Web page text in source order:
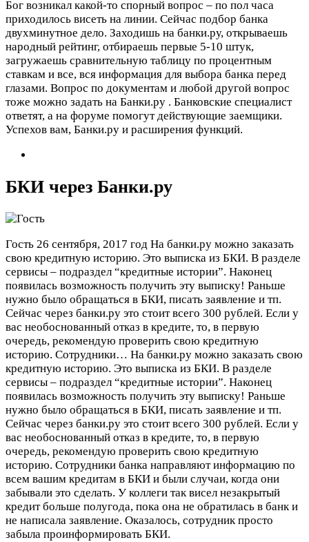
Бог возникал какой-то спорный вопрос – по пол часа
приходилось висеть на линии. Сейчас подбор банка
двухминутное дело. Заходишь на банки.ру, открываешь
народный рейтинг, отбираешь первые 5-10 штук,
загружаешь сравнительную таблицу по процентным
ставкам и все, вся информация для выбора банка перед
глазами. Вопрос по документам и любой другой вопрос
тоже можно задать на Банки.ру . Банковские специалист
ответят, а на форуме помогут действующие заемщики.
Успехов вам, Банки.ру и расширения функций.
БКИ через Банки.ру
Гость 26 сентября, 2017 год На банки.ру можно заказать
свою кредитную историю. Это выписка из БКИ. В разделе
сервисы – подраздел “кредитные истории”. Наконец
появилась возможность получить эту выписку! Раньше
нужно было обращаться в БКИ, писать заявление и тп.
Сейчас через банки.ру это стоит всего 300 рублей. Если у
вас необоснованный отказ в кредите, то, в первую
очередь, рекомендую проверить свою кредитную
историю. Сотрудники… На банки.ру можно заказать свою
кредитную историю. Это выписка из БКИ. В разделе
сервисы – подраздел “кредитные истории”. Наконец
появилась возможность получить эту выписку! Раньше
нужно было обращаться в БКИ, писать заявление и тп.
Сейчас через банки.ру это стоит всего 300 рублей. Если у
вас необоснованный отказ в кредите, то, в первую
очередь, рекомендую проверить свою кредитную
историю. Сотрудники банка направляют информацию по
всем вашим кредитам в БКИ и были случаи, когда они
забывали это сделать. У коллеги так висел незакрытый
кредит больше полугода, пока она не обратилась в банк и
не написала заявление. Оказалось, сотрудник просто
забыла проинформировать БКИ.